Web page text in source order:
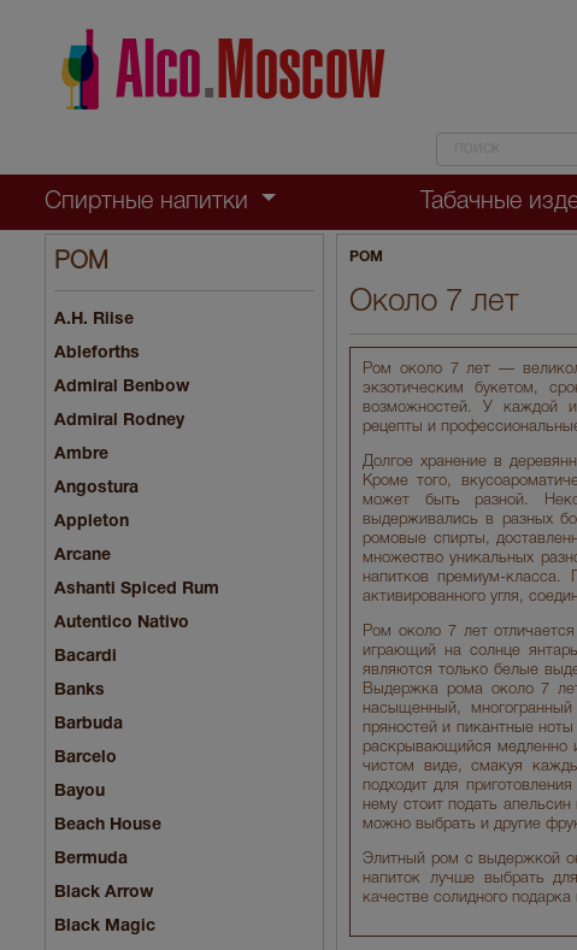
Спиртные напитки Табачные
РОМ
A.H. Riise
Ableforths
Admiral Benbow
Admiral Rodney
Ambre
Angostura
Appleton
Arcane
Ashanti Spiced Rum
Autentico Nativo
Bacardi
Banks
Barbuda
Barcelo
Bayou
Beach House
Bermuda
Black Arrow
Black Magic
РОМ
Около 7 лет
Ром около 7 лет —
экзотическим букетом,
возможностей. У каждой
рецепты и
Долгое хранение в
Кроме того,
может быть разной.
выдерживались в разных
ромовые спирты,
множество уникальных
напитков премиум-класса.
активированного угля,
Ром около 7 лет
играющий на солнце
являются только белые
Выдержка рома около 7
насыщенный,
пряностей и пикантные
раскрывающийся медленно
чистом виде, смакуя
подходит для
нему стоит подать
можно выбрать и другие
Элитный ром с выдержкой
напиток лучше выбрать
качестве солидного подарка